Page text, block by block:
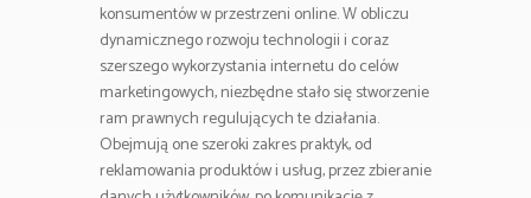
konsumentów w przestrzeni online. W obliczu
dynamicznego rozwoju technologii i coraz
szerszego wykorzystania internetu do celów
marketingowych, niezbędne stało się stworzenie
ram prawnych regulujących te działania.
Obejmują one szeroki zakres praktyk, od
reklamowania produktów i usług, przez zbieranie